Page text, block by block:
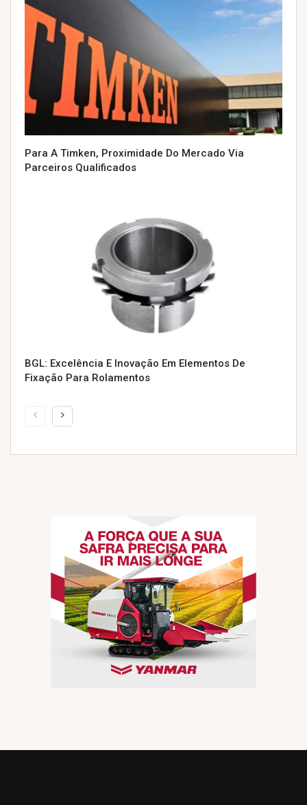
Para A Timken, Proximidade Do Mercado Via
Parceiros Qualificados
BGL: Excelência E Inovação Em Elementos De
Fixação Para Rolamentos